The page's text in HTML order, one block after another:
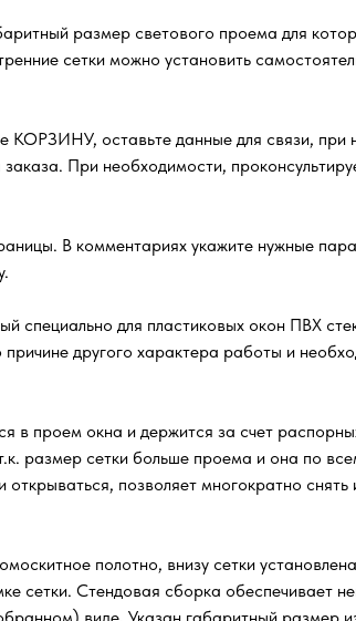
размер светового проема для
сетки можно установить
КОРЗИНУ, оставьте данные для связи, при
При необходимости,
В комментариях укажите нужные
специально для пластиковых окон ПВХ
другого характера работы и
в проем окна и держится за счет
размер сетки больше проема и она по
позволяет многократно снять
полотно, внизу сетки
сетки. Стендовая сборка обеспечивает